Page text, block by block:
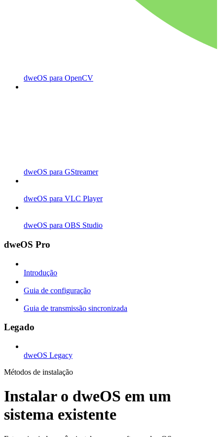
dweOS para OpenCV
dweOS para GStreamer
dweOS para VLC Player
dweOS para OBS Studio
dweOS Pro
Introdução
Guia de configuração
Guia de transmissão sincronizada
Legado
dweOS Legacy
Métodos de instalação
Instalar o dweOS em um
sistema existente